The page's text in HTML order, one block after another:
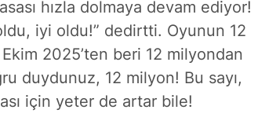
hızla dolmaya devam ediyor!
iyi oldu!” dedirtti. Oyunun 12
Ekim 2025’ten beri 12 milyondan
duydunuz, 12 milyon! Bu sayı,
için yeter de artar bile!